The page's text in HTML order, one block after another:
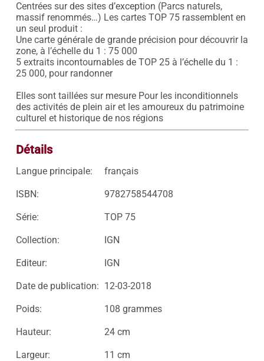
Centrées sur des sites d’exception (Parcs naturels,
massif renommés…) Les cartes TOP 75 rassemblent en
un seul produit :
Une carte générale de grande précision pour découvrir la
zone, à l’échelle du 1 : 75 000
5 extraits incontournables de TOP 25 à l’échelle du 1 :
25 000, pour randonner
Elles sont taillées sur mesure Pour les inconditionnels
des activités de plein air et les amoureux du patrimoine
culturel et historique de nos régions
Détails
Langue principale: français
ISBN: 9782758544708
Série: TOP 75
Collection: IGN
Editeur: IGN
Date de publication: 12-03-2018
Poids: 108 grammes
Hauteur: 24 cm
Largeur: 11 cm